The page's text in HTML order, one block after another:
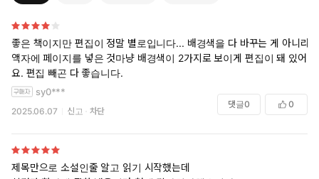
좋은 책이지만 편집이 정말 별로입니다... 배경색을 다 바꾸는 게 아니라
액자에 페이지를 넣은 것마냥 배경색이 2가지로 보이게 편집이 돼 있어
요. 편집 빼곤 다 좋습니다.
sy0***
2025.06.07 신고 차단
댓글0 0
제목만으로 소설인줄 알고 읽기 시작했는데